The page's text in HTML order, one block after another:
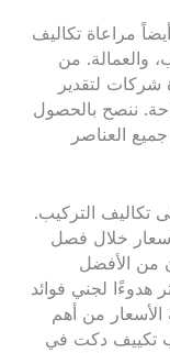
مراعاة تكاليف
والعمالة. من
شركات لتقدير
ننصح بالحصول
العناصر
تكاليف التركيب.
خلال فصل
من الأفضل
هدوءًا لجني فوائد
الأسعار من أهم
تكييف دكت في